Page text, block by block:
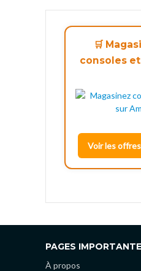
🛒
consoles
Voir les
PAGES
À propos